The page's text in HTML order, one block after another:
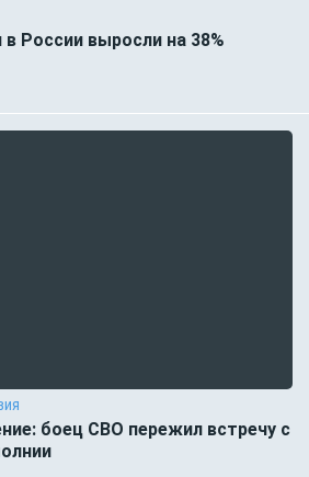
России выросли на 38%
боец СВО пережил встречу с